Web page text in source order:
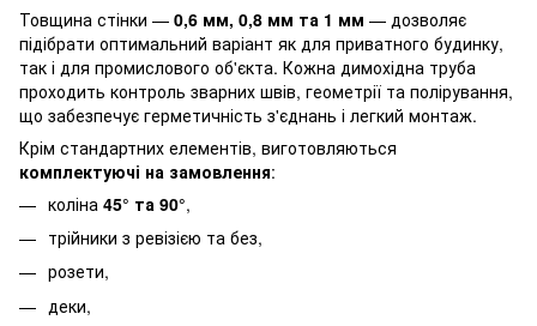
Товщина стінки — 0,6 мм, 0,8 мм та 1 мм — дозволяє
підібрати оптимальний варіант як для приватного будинку,
так і для промислового об'єкта. Кожна димохідна труба
проходить контроль зварних швів, геометрії та полірування,
що забезпечує герметичність з'єднань і легкий монтаж.
Крім стандартних елементів, виготовляються
комплектуючі на замовлення:
коліна 45° та 90°,
трійники з ревізією та без,
розети,
деки,